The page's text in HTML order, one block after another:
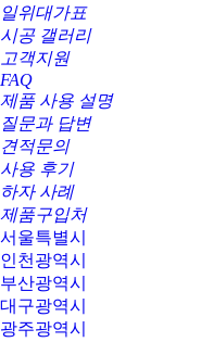
일위대가표
시공 갤러리
고객지원
FAQ
제품 사용 설명
질문과 답변
견적문의
사용 후기
하자 사례
제품구입처
서울특별시
인천광역시
부산광역시
대구광역시
광주광역시